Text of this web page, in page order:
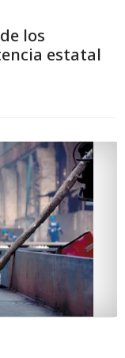
los
estatal